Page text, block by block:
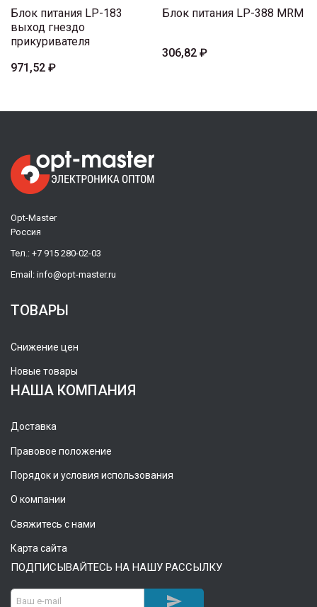
Блок питания LP-183
выход гнездо
прикуривателя
971,52 ₽
Блок питания LP-388 MRM
306,82 ₽
Opt-Master
Россия
Тел.: +7 915 280-02-03
Email: info@opt-master.ru
ТОВАРЫ
Снижение цен
Новые товары
НАША КОМПАНИЯ
Доставка
Правовое положение
Порядок и условия использования
О компании
Свяжитесь с нами
Карта сайта
ПОДПИСЫВАЙТЕСЬ НА НАШУ РАССЫЛКУ
